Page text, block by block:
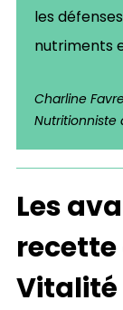
les
nutriments
Charline
Nutritionniste
Les
Vitalité